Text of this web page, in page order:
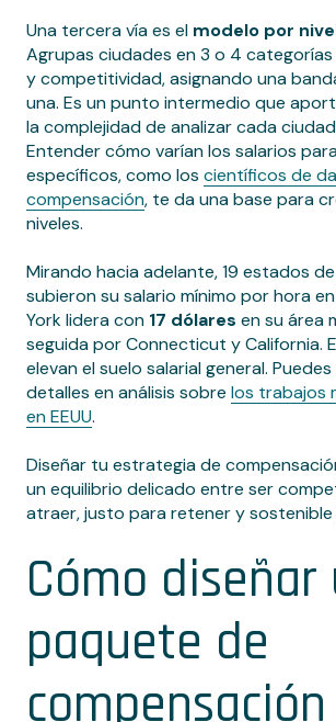
Una tercera vía es el modelo por
Agrupas ciudades en 3 o 4
y competitividad, asignando una
una. Es un punto intermedio que
la complejidad de analizar cada
Entender cómo varían los salarios
específicos, como los científicos de
compensación, te da una base para
niveles.
Mirando hacia adelante, 19 estados de
subieron su salario mínimo por hora
York lidera con 17 dólares en su área
seguida por Connecticut y California.
elevan el suelo salarial general.
detalles en análisis sobre los trabajos
en EEUU.
Diseñar tu estrategia de
un equilibrio delicado entre ser
atraer, justo para retener y sostenible
Cómo diseñar
paquete de